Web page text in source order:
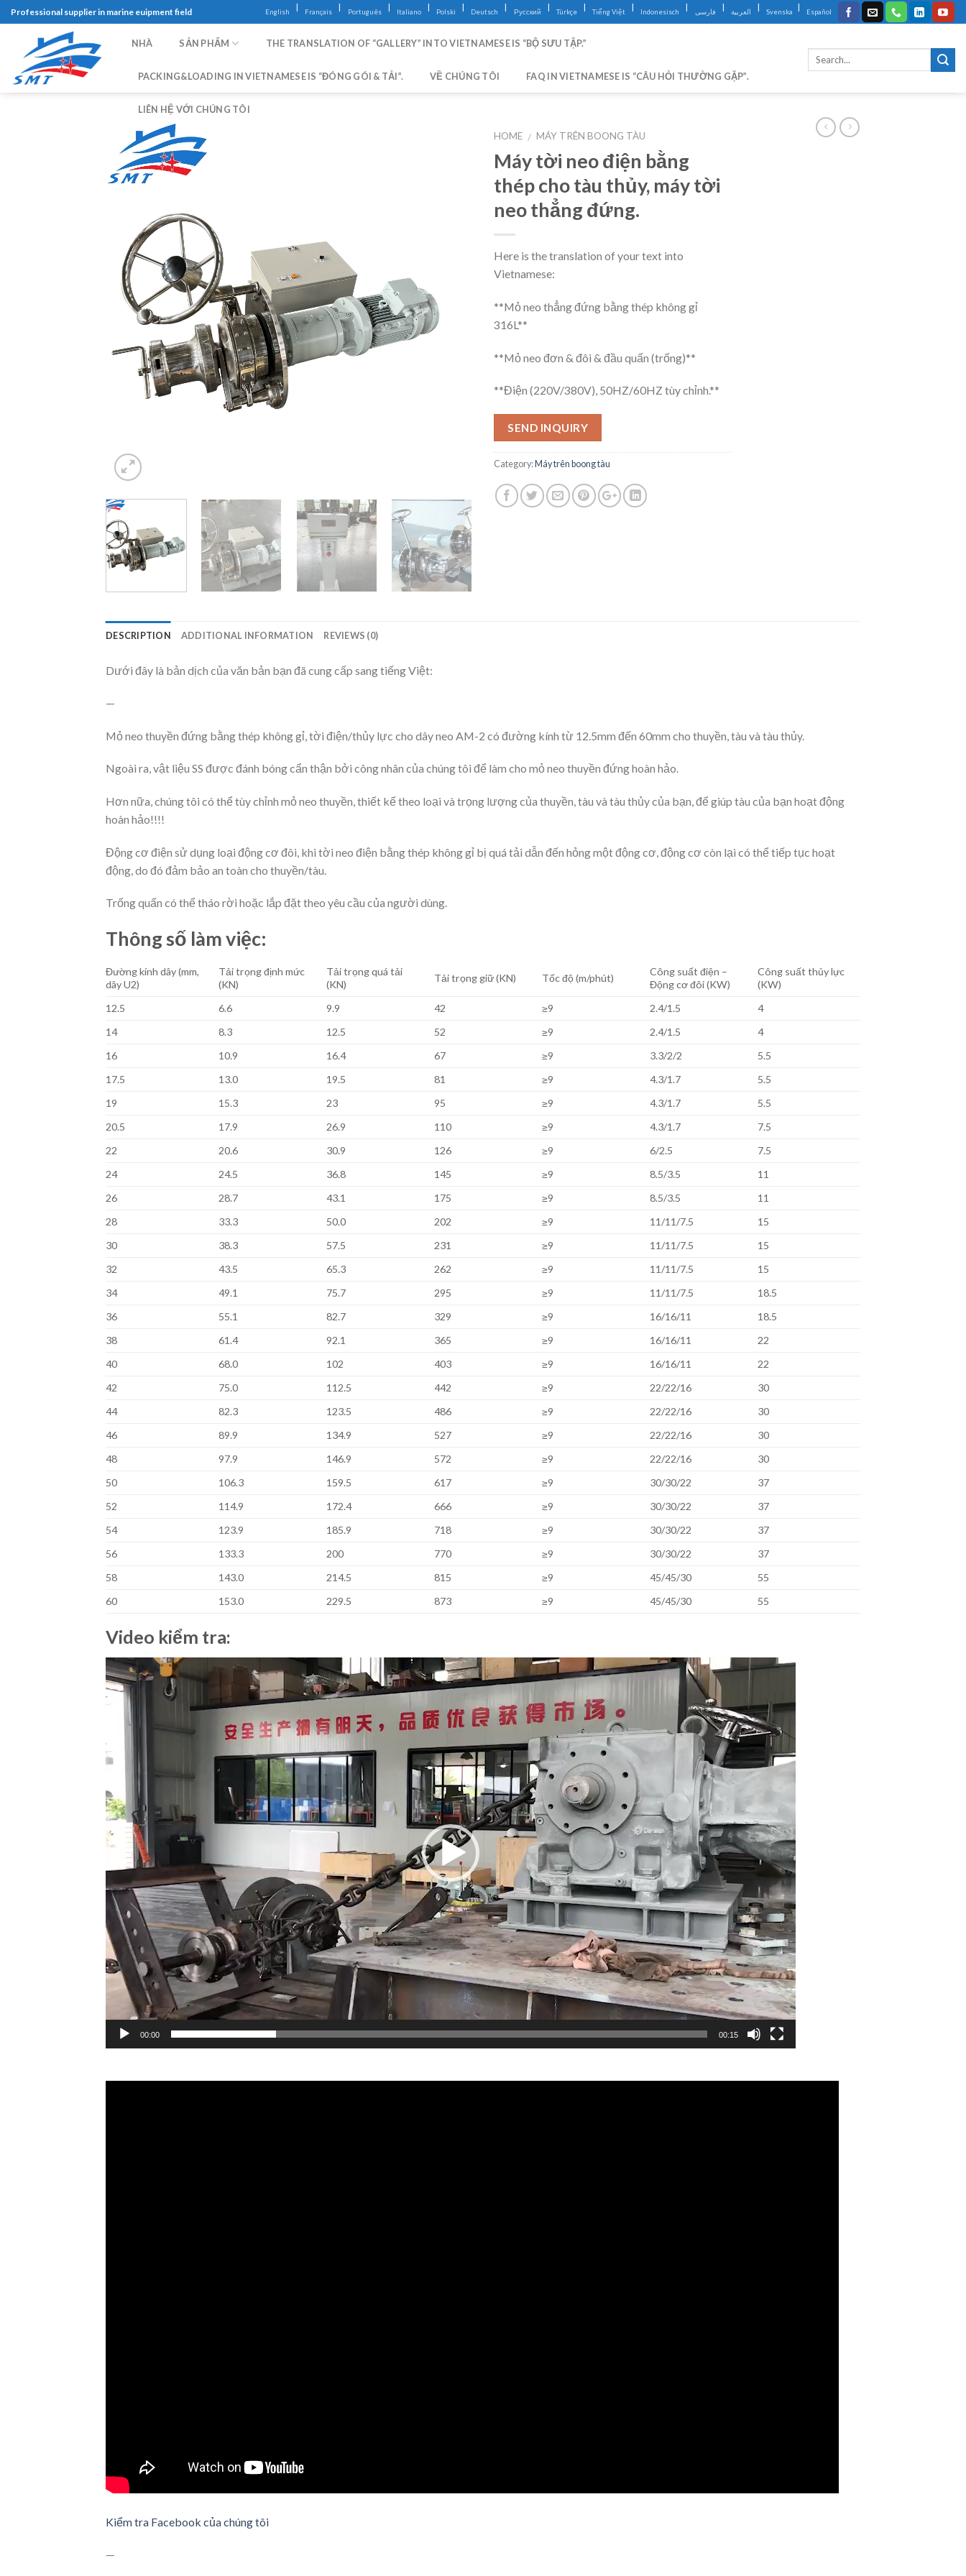
Skip
to
content
Professional supplier in marine euipment field English | Français | Português | Italiano | Polski | Deutsch | Русский | Türkçe | Tiếng Việt | Indonesisch | فارسی | العربية | Svenska | Español
NHÀ SẢN PHẨM THE TRANSLATION OF “GALLERY” INTO VIETNAMESE IS “BỘ SƯU TẬP.”
PACKING&LOADING IN VIETNAMESE IS “ĐÓNG GÓI & TẢI”. VỀ CHÚNG TÔI FAQ IN VIETNAMESE IS “CÂU HỎI THƯỜNG GẶP”.
LIÊN HỆ VỚI CHÚNG TÔI
HOME / MÁY TRÊN BOONG TÀU
Máy tời neo điện bằng
thép cho tàu thủy, máy tời
neo thẳng đứng.
Here is the translation of your text into
Vietnamese:
**Mỏ neo thẳng đứng bằng thép không gỉ
316L**
**Mỏ neo đơn & đôi & đầu quấn (trống)**
**Điện (220V/380V), 50HZ/60HZ tùy chỉnh.**
SEND INQUIRY
Category:Máy trên boong tàu
DESCRIPTION ADDITIONAL INFORMATION REVIEWS (0)
Dưới đây là bản dịch của văn bản bạn đã cung cấp sang tiếng Việt:
—
Mỏ neo thuyền đứng bằng thép không gỉ, tời điện/thủy lực cho dây neo AM-2 có đường kính từ 12.5mm đến 60mm cho thuyền, tàu và tàu thủy.
Ngoài ra, vật liệu SS được đánh bóng cẩn thận bởi công nhân của chúng tôi để làm cho mỏ neo thuyền đứng hoàn hảo.
Hơn nữa, chúng tôi có thể tùy chỉnh mỏ neo thuyền, thiết kế theo loại và trọng lượng của thuyền, tàu và tàu thủy của bạn, để giúp tàu của bạn hoạt động
hoàn hảo!!!!
Động cơ điện sử dụng loại động cơ đôi, khi tời neo điện bằng thép không gỉ bị quá tải dẫn đến hỏng một động cơ, động cơ còn lại có thể tiếp tục hoạt
động, do đó đảm bảo an toàn cho thuyền/tàu.
Trống quấn có thể tháo rời hoặc lắp đặt theo yêu cầu của người dùng.
Thông số làm việc:
Đường kính dây (mm,
dây U2)
Tải trọng định mức
(KN)
Tải trọng quá tải
(KN)
Tải trọng giữ (KN) Tốc độ (m/phút)
Công suất điện –
Động cơ đôi (KW)
Công suất thủy lực
(KW)
12.5
6.6 9.9 42 ≥9 2.4/1.5
4
14
8.3 12.5 52 ≥9 2.4/1.5
4
16
10.9 16.4 67 ≥9 3.3/2/2
5.5
17.5
13.0 19.5 81 ≥9 4.3/1.7
5.5
19
15.3 23 95 ≥9 4.3/1.7
5.5
20.5
17.9 26.9 110 ≥9 4.3/1.7
7.5
22
20.6 30.9 126 ≥9 6/2.5
7.5
24
24.5 36.8 145 ≥9 8.5/3.5
11
26
28.7 43.1 175 ≥9 8.5/3.5
11
28
33.3 50.0 202 ≥9 11/11/7.5
15
30
38.3 57.5 231 ≥9 11/11/7.5
15
32
43.5 65.3 262 ≥9 11/11/7.5
15
34
49.1 75.7 295 ≥9 11/11/7.5
18.5
36
55.1 82.7 329 ≥9 16/16/11
18.5
38
61.4 92.1 365 ≥9 16/16/11
22
40
68.0 102 403 ≥9 16/16/11
22
42
75.0 112.5 442 ≥9 22/22/16
30
44
82.3 123.5 486 ≥9 22/22/16
30
46
89.9 134.9 527 ≥9 22/22/16
30
48
97.9 146.9 572 ≥9 22/22/16
30
50
106.3 159.5 617 ≥9 30/30/22
37
52
114.9 172.4 666 ≥9 30/30/22
37
54
123.9 185.9 718 ≥9 30/30/22
37
56
133.3 200 770 ≥9 30/30/22
37
58
143.0 214.5 815 ≥9 45/45/30
55
60
153.0 229.5 873 ≥9 45/45/30 55
Video kiểm tra:
Video
Player
00:00 00:15
Kiểm tra Facebook của chúng tôi
—